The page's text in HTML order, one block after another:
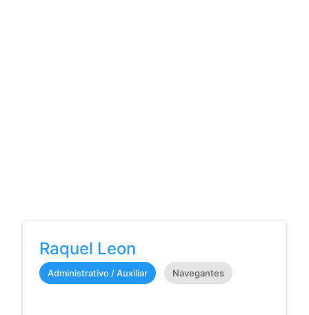
Raquel Leon
Administrativo / Auxiliar Navegantes